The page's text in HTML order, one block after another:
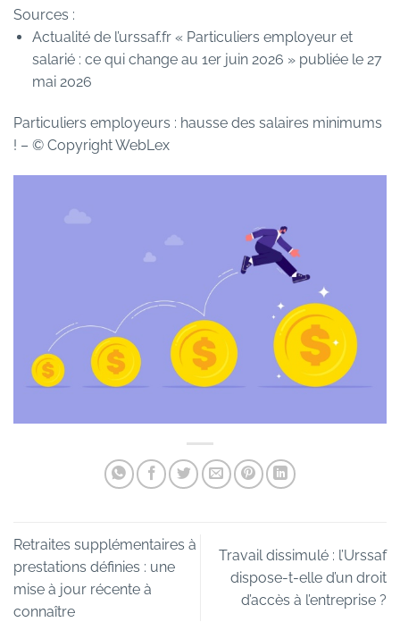
Sources :
Actualité de l’urssaf.fr « Particuliers employeur et
salarié : ce qui change au 1er juin 2026 » publiée le 27
mai 2026
Particuliers employeurs : hausse des salaires minimums
! – © Copyright WebLex
Retraites supplémentaires à
prestations définies : une
mise à jour récente à
connaître
Travail dissimulé : l’Urssaf
dispose-t-elle d’un droit
d’accès à l’entreprise ?